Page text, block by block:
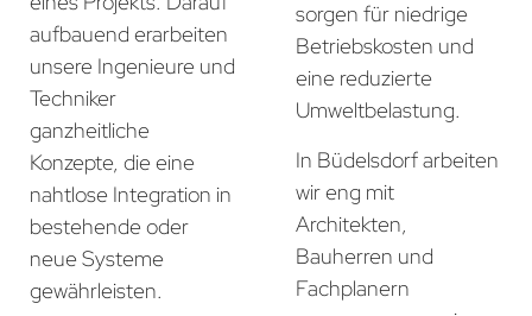
aufbauend erarbeiten
unsere Ingenieure und
Techniker
ganzheitliche
Konzepte, die eine
nahtlose Integration in
bestehende oder
neue Systeme
gewährleisten.
sorgen für niedrige
Betriebskosten und
eine reduzierte
Umweltbelastung.
In Büdelsdorf arbeiten
wir eng mit
Architekten,
Bauherren und
Fachplanern